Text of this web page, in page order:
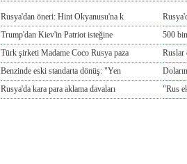
Rusya'dan öneri: Hint Okyanusu'na k
Trump'dan Kiev'in Patriot isteğine
500
Türk şirketi Madame Coco Rusya paza
Ruslar
Benzinde eski standarta dönüş: "Yen
Rusya'da kara para aklama davaları
"Rus